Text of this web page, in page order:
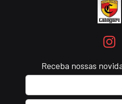
Receba nossas